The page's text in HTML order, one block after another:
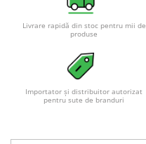
Prize de incarcare vehicule
electrice
Turbine eoliene pentru casă
Acumulatori VRLA AGM/GEL /
Tractiune / LiFePo4
Livrare rapidă din stoc pentru mii de
produse
Importator și distribuitor autorizat
pentru sute de branduri